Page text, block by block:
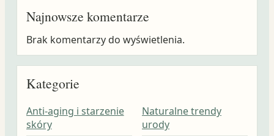
Najnowsze komentarze
Brak komentarzy do wyświetlenia.
Kategorie
Anti-aging i starzenie
skóry
Naturalne trendy
urody